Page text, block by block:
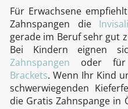
Für Erwachsene
Zahnspangen die
gerade im Beruf sehr gut
Bei Kindern eignen
Zahnspangen oder für
Brackets. Wenn Ihr Kind
schwerwiegenden
die Gratis Zahnspange in